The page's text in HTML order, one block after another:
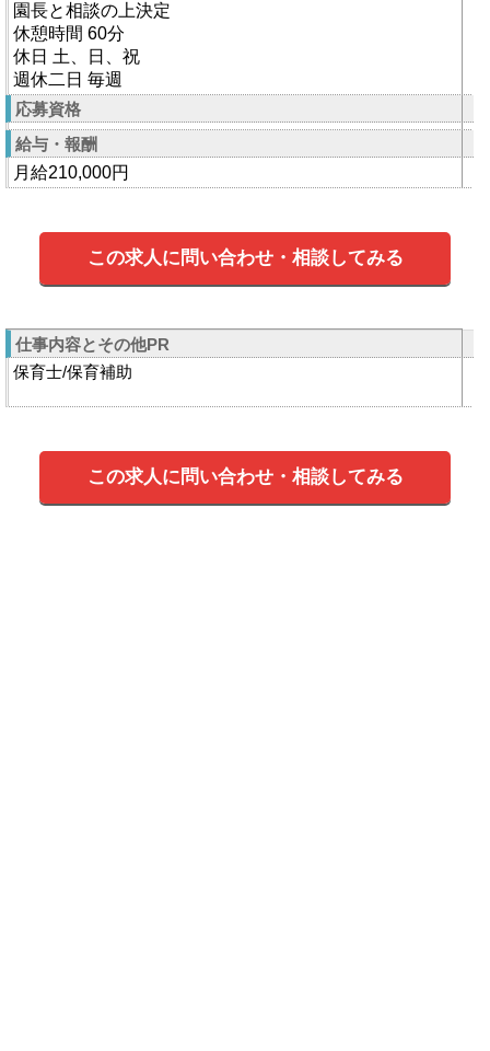
園長と相談の上決定
休憩時間 60分
休日 土、日、祝
週休二日 毎週
応募資格
給与・報酬
月給210,000円
この求人に問い合わせ・相談してみる
仕事内容とその他PR
保育士/保育補助
この求人に問い合わせ・相談してみる